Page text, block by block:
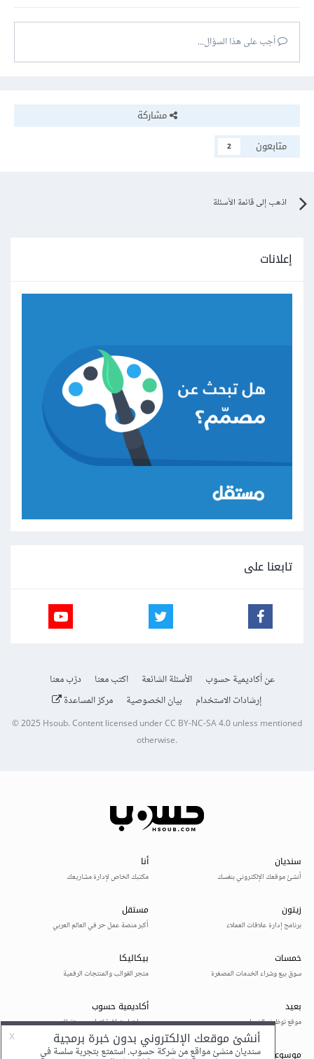
أجب على هذا السؤال...
مشاركة
متابعون
2
اذهب إلى قائمة الأسئلة
إعلانات
تابعنا على
عن أكاديمية حسوب الأسئلة الشائعة اكتب معنا
درّب معنا
إرشادات الاستخدام
بيان الخصوصية مركز المساعدة
© 2025Hsoub.Content licensed underCC BY-NC-SA 4.0unless mentioned
otherwise.